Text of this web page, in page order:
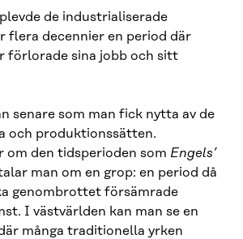
de industrialiserade
flera decennier en period där
förlorade sina jobb och sitt
senare som man fick nytta av de
och produktionssätten.
om den tidsperioden som Engels’
man om en grop: en period då
genombrottet försämrade
I västvärlden kan man se en
många traditionella yrken